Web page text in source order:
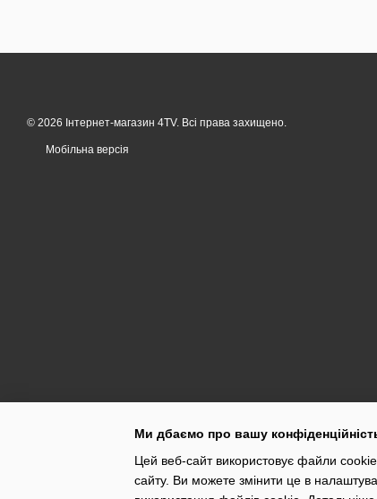
© 2026 Інтернет-магазин 4TV. Всі права захищено.
Мобільна версія
Ми дбаємо про вашу
Цей веб-сайт використовує файли
сайту. Ви можете змінити це в